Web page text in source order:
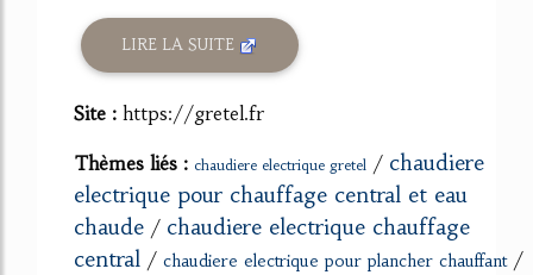
LIRE LA SUITE
Site : https://gretel.fr
Thèmes liés : chaudiere electrique gretel / chaudiere
electrique pour chauffage central et eau
chaude / chaudiere electrique chauffage
central / chaudiere electrique pour plancher chauffant/